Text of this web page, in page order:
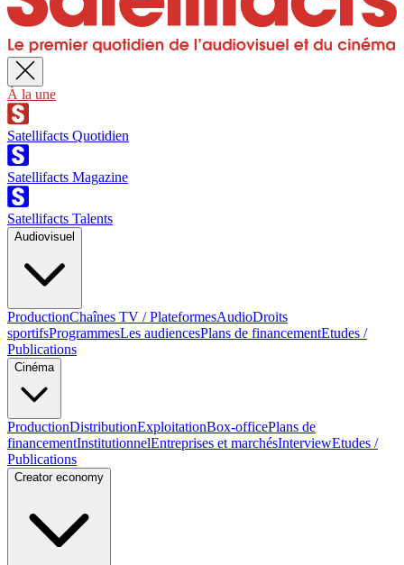
À la une
Satellifacts Quotidien
Satellifacts Magazine
Satellifacts Talents
Audiovisuel
ProductionChaînes TV / PlateformesAudioDroits
sportifsProgrammesLes audiencesPlans de financementEtudes /
Publications
Cinéma
ProductionDistributionExploitationBox-officePlans de
financementInstitutionnelEntreprises et marchésInterviewEtudes /
Publications
Creator economy